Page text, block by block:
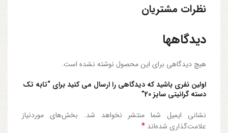
نظرات مشتریان
دیدگاهها
هیچ دیدگاهی برای این محصول نوشته نشده است.
اولین نفری باشید که دیدگاهی را ارسال می کنید برای “تابه تک
دسته گرانیتی سایز 20”
نشانی ایمیل شما منتشر نخواهد شد.
بخش‌های موردنیاز
علامت‌گذاری شده‌اند*